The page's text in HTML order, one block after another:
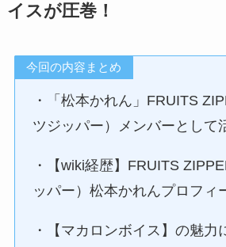
イスが圧巻！
今回の内容まとめ
・「松本かれん」FRUITS
ツジッパー）メンバーとして
・【wiki経歴】FRUITS
ッパー）松本かれんプロフィ
・【マカロンボイス】の魅力